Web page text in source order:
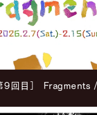
9回目］